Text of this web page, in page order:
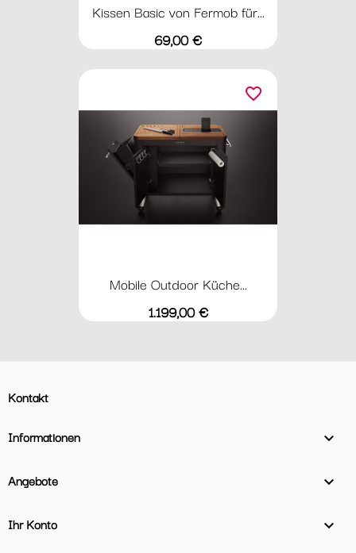
Kissen Basic von Fermob für...
Preis
69,00 €
Mobile Outdoor Küche...
Preis
1.199,00 €
favorite_border
Kontakt
Informationen 
Angebote 
Ihr Konto
